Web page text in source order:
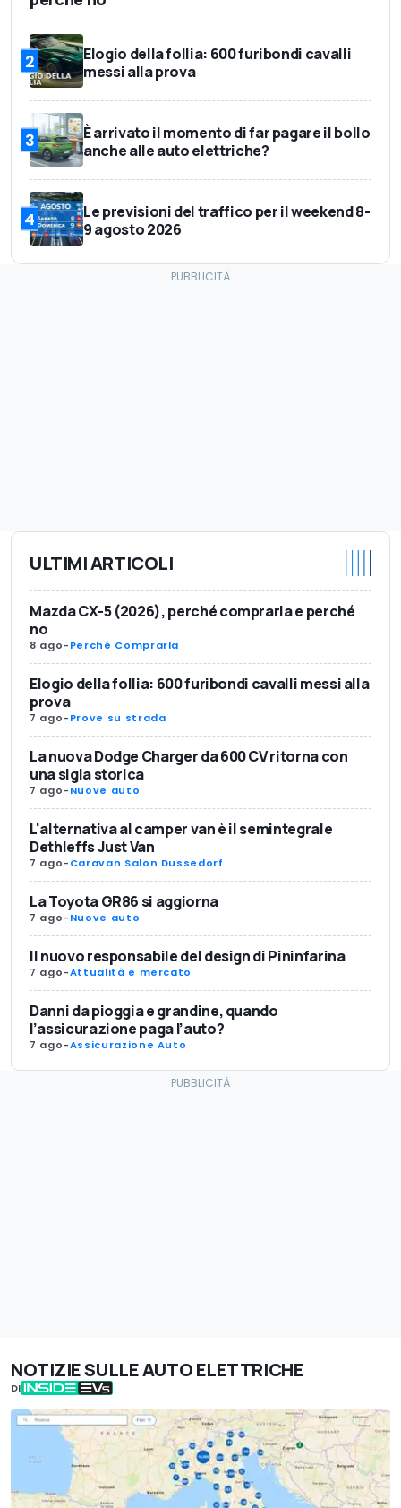
2
Elogio della follia: 600 furibondi cavalli
messi alla prova
3
È arrivato il momento di far pagare il bollo
anche alle auto elettriche?
4
Le previsioni del traffico per il weekend 8-
9 agosto 2026
ULTIMI ARTICOLI
Mazda CX-5 (2026), perché comprarla e perché
no
8 ago-Perché Comprarla
Elogio della follia: 600 furibondi cavalli messi alla
prova
7 ago-Prove su strada
La nuova Dodge Charger da 600 CV ritorna con
una sigla storica
7 ago-Nuove auto
L'alternativa al camper van è il semintegrale
Dethleffs Just Van
7 ago-Caravan Salon Dussedorf
La Toyota GR86 si aggiorna
7 ago-Nuove auto
Il nuovo responsabile del design di Pininfarina
7 ago-Attualità e mercato
Danni da pioggia e grandine, quando
l’assicurazione paga l’auto?
7 ago-Assicurazione Auto
NOTIZIE SULLE AUTO ELETTRICHE
DI